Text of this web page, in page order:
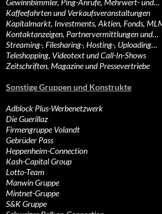
Gewinnbimmler, Ping-Anrufe, Mehrwert- und…
Kaffeefahrten und Verkaufsveranstaltungen
Kapitalmarkt, Investments, Aktien, Fonds,
Kontaktanzeigen, Partnervermittlungen und…
Streaming-, Filesharing-, Hosting-, Uploading…
Teleshopping, Videotext und Call-In-Shows
Zeitschriften, Magazine und Pressevertriebe
Sonstige Gruppen und Konstrukte
Adblock Plus-Werbenetzwerk
Die Guerillaz
Firmengruppe Volandt
Gebrüder Pass
Heppenheim-Connection
Kash-Capital Group
Lotto-Team
Manwin Gruppe
Mintnet-Gruppe
S&K Gruppe